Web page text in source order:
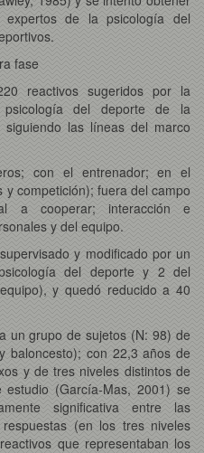
expertos de la psicología del
fase
reactivos sugeridos por la
del deporte de la
las líneas del marco
con el entrenador; en el
competición); fuera del campo
a cooperar; interacción e
y del equipo.
y modificado por un
del deporte y 2 del
y quedó reducido a 40
un grupo de sujetos (N: 98) de
baloncesto); con 22,3 años de
y de tres niveles distintos de
(García-Mas, 2001) se
significativa entre las
(en los tres niveles
que representaban los